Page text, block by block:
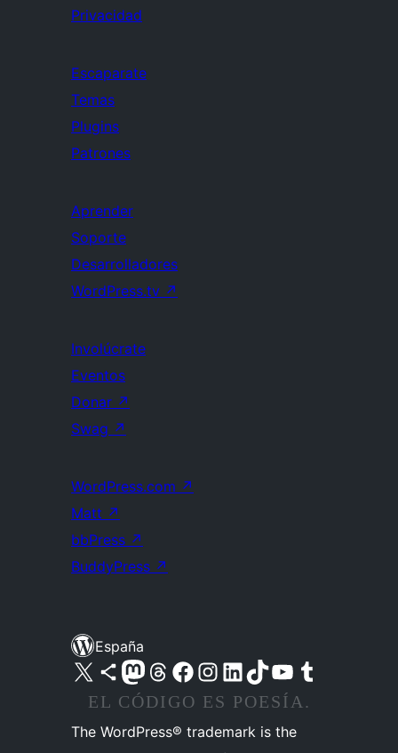
Privacidad
Escaparate
Temas
Plugins
Patrones
Aprender
Soporte
Desarrolladores
WordPress.tv ↗
Involúcrate
Eventos
Donar ↗
Swag ↗
WordPress.com ↗
Matt ↗
bbPress ↗
BuddyPress ↗
España
Visita nuestra cuenta de X (anteriormente Twitter)
Visita nuestra cuenta de Bluesky
Visita nuestra cuenta de Mastodon
Visita nuestra cuenta de Threads
Visita nuestra página de Facebook
Visita nuestra cuenta de Instagram
Visita nuestra cuenta de LinkedIn
Visita nuestra cuenta de TikTok
Visita nuestro canal de YouTube
Visita nuestra cuenta de Tumblr
EL CÓDIGO ES POESÍA.
The WordPress® trademark is the